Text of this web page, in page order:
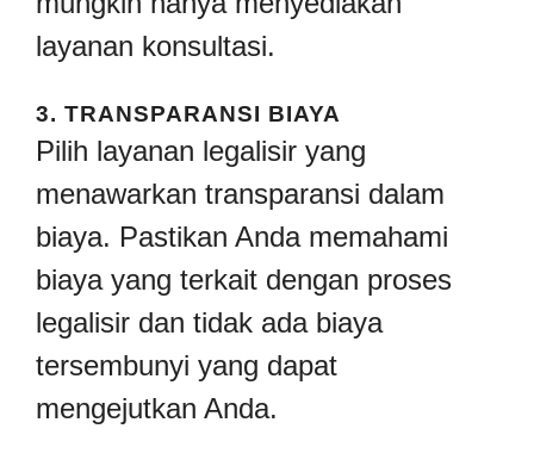
layanan konsultasi.
3. TRANSPARANSI BIAYA
Pilih layanan legalisir yang
menawarkan transparansi dalam
biaya. Pastikan Anda memahami
biaya yang terkait dengan proses
legalisir dan tidak ada biaya
tersembunyi yang dapat
mengejutkan Anda.